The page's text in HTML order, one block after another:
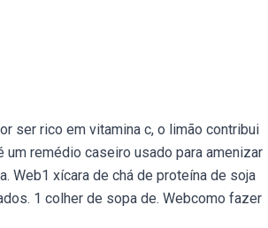
ser rico em vitamina c, o limão contribui
um remédio caseiro usado para amenizar
Web1 xícara de chá de proteína de soja
1 colher de sopa de. Webcomo fazer